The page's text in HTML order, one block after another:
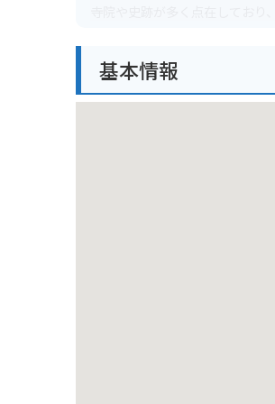
寺院や史跡が多く点在してお
ますのでご注意ください。
基本情報